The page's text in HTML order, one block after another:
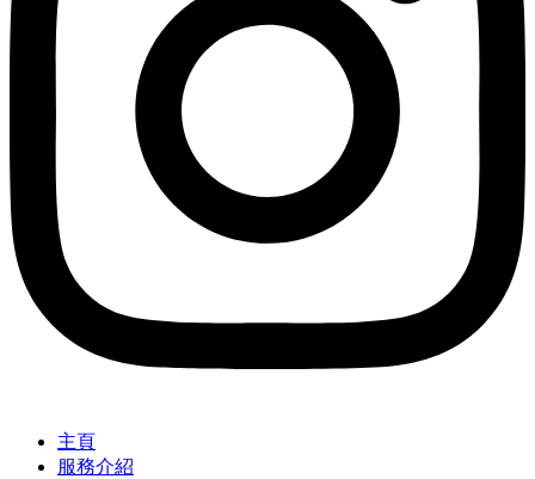
主頁
服務介紹